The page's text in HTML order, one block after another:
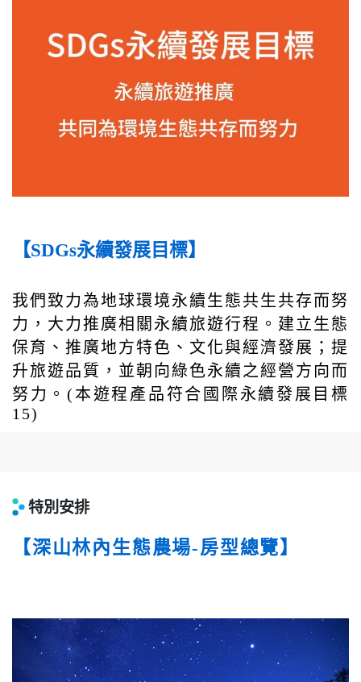
【SDGs永續發展目標】
我們致力為地球環境永續生態共生共存而努
力，大力推廣相關永續旅遊行程。建立生態
保育、推廣地方特色、文化與經濟發展；提
升旅遊品質，並朝向綠色永續之經營方向而
努力。(本遊程產品符合國際永續發展目標
15)
特別安排
【深山林內生態農場-房型總覽】